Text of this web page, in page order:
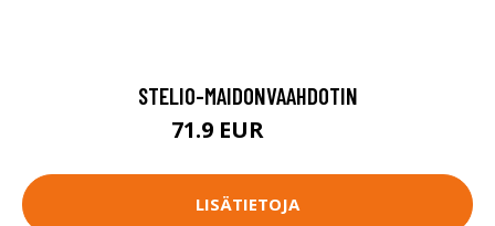
STELIO-MAIDONVAAHDOTIN
71.9 EUR
LISÄTIETOJA